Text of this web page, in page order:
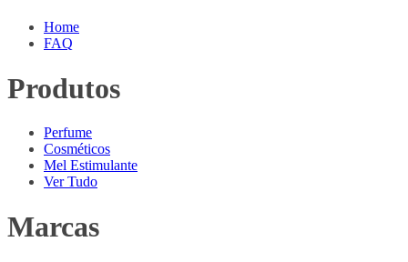
Home
FAQ
Produtos
Perfume
Cosméticos
Mel Estimulante
Ver Tudo
Marcas